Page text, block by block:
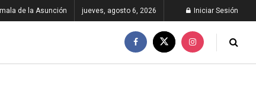
de la Asunción jueves, agosto 6, 2026 Iniciar Sesión